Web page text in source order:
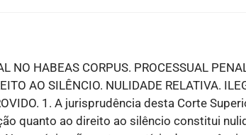
NO HABEAS CORPUS. PROCESSUAL
AO SILÊNCIO. NULIDADE RELATIVA.
1. A jurisprudência desta Corte
quanto ao direito ao silêncio constitui